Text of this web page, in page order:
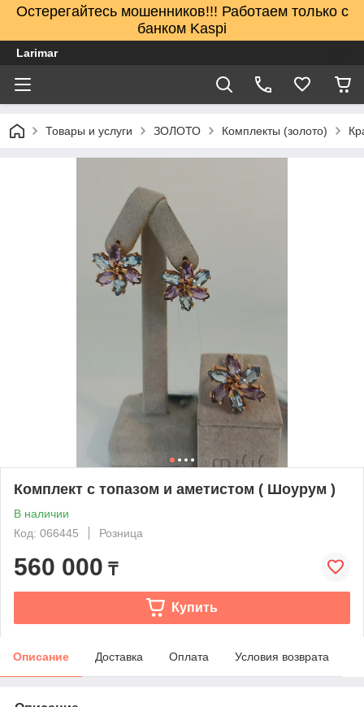
Остерегайтесь мошенников!!! Работаем только с
банком Kaspi
Larimar
Товары и услуги ЗОЛОТО Комплекты (золото)
Комплект с топазом и аметистом ( Шоурум )
В наличии
Код: 066445
Розница
560 000 ₸
Купить
Описание Доставка Оплата Условия возврата